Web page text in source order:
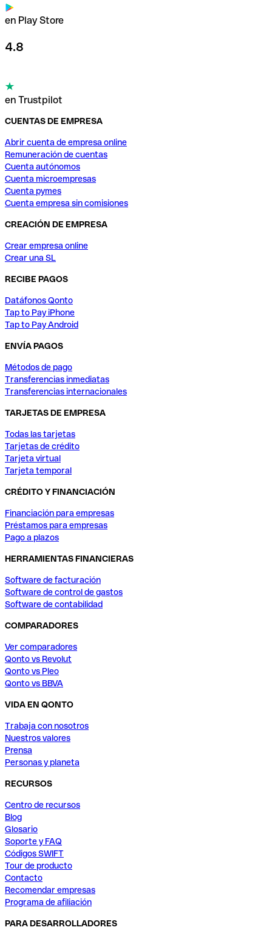
en Play Store
4.8
en Trustpilot
CUENTAS DE EMPRESA
Abrir cuenta de empresa online
Remuneración de cuentas
Cuenta autónomos
Cuenta microempresas
Cuenta pymes
Cuenta empresa sin comisiones
CREACIÓN DE EMPRESA
Crear empresa online
Crear una SL
RECIBE PAGOS
Datáfonos Qonto
Tap to Pay iPhone
Tap to Pay Android
ENVÍA PAGOS
Métodos de pago
Transferencias inmediatas
Transferencias internacionales
TARJETAS DE EMPRESA
Todas las tarjetas
Tarjetas de crédito
Tarjeta virtual
Tarjeta temporal
CRÉDITO Y FINANCIACIÓN
Financiación para empresas
Préstamos para empresas
Pago a plazos
HERRAMIENTAS FINANCIERAS
Software de facturación
Software de control de gastos
Software de contabilidad
COMPARADORES
Ver comparadores
Qonto vs Revolut
Qonto vs Pleo
Qonto vs BBVA
VIDA EN QONTO
Trabaja con nosotros
Nuestros valores
Prensa
Personas y planeta
RECURSOS
Centro de recursos
Blog
Glosario
Soporte y FAQ
Códigos SWIFT
Tour de producto
Contacto
Recomendar empresas
Programa de afiliación
PARA DESARROLLADORES